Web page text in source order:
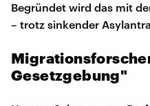
Begründet wird das mit
– trotz sinkender
Gesetzgebung"